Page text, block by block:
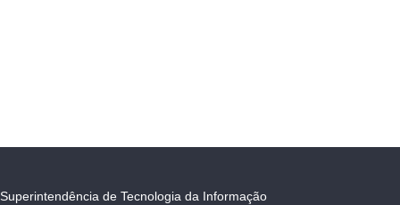
Superintendência de Tecnologia da Informação